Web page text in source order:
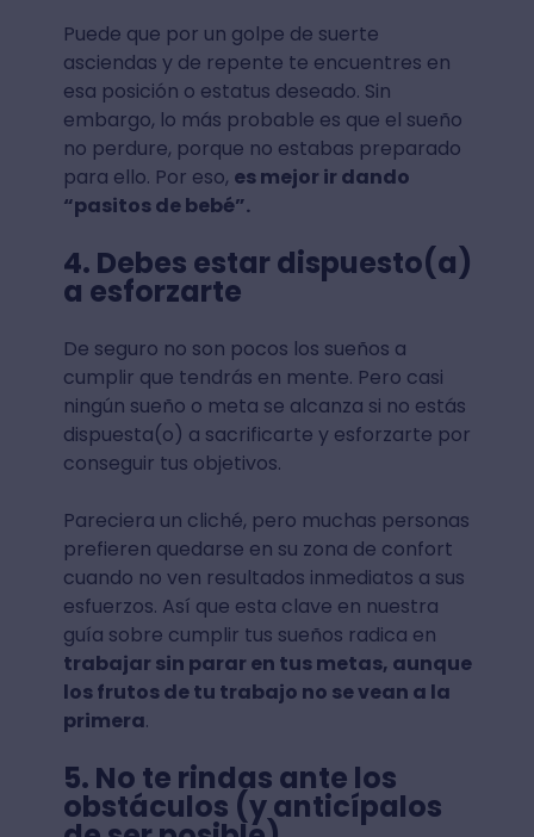
Puede que por un golpe de suerte
asciendas y de repente te encuentres en
esa posición o estatus deseado. Sin
embargo, lo más probable es que el sueño
no perdure, porque no estabas preparado
para ello. Por eso, es mejor ir dando
“pasitos de bebé”.
4. Debes estar dispuesto(a)
a esforzarte
De seguro no son pocos los sueños a
cumplir que tendrás en mente. Pero casi
ningún sueño o meta se alcanza si no estás
dispuesta(o) a sacrificarte y esforzarte por
conseguir tus objetivos.
Pareciera un cliché, pero muchas personas
prefieren quedarse en su zona de confort
cuando no ven resultados inmediatos a sus
esfuerzos. Así que esta clave en nuestra
guía sobre cumplir tus sueños radica en
trabajar sin parar en tus metas, aunque
los frutos de tu trabajo no se vean a la
primera.
5. No te rindas ante los
obstáculos (y anticípalos